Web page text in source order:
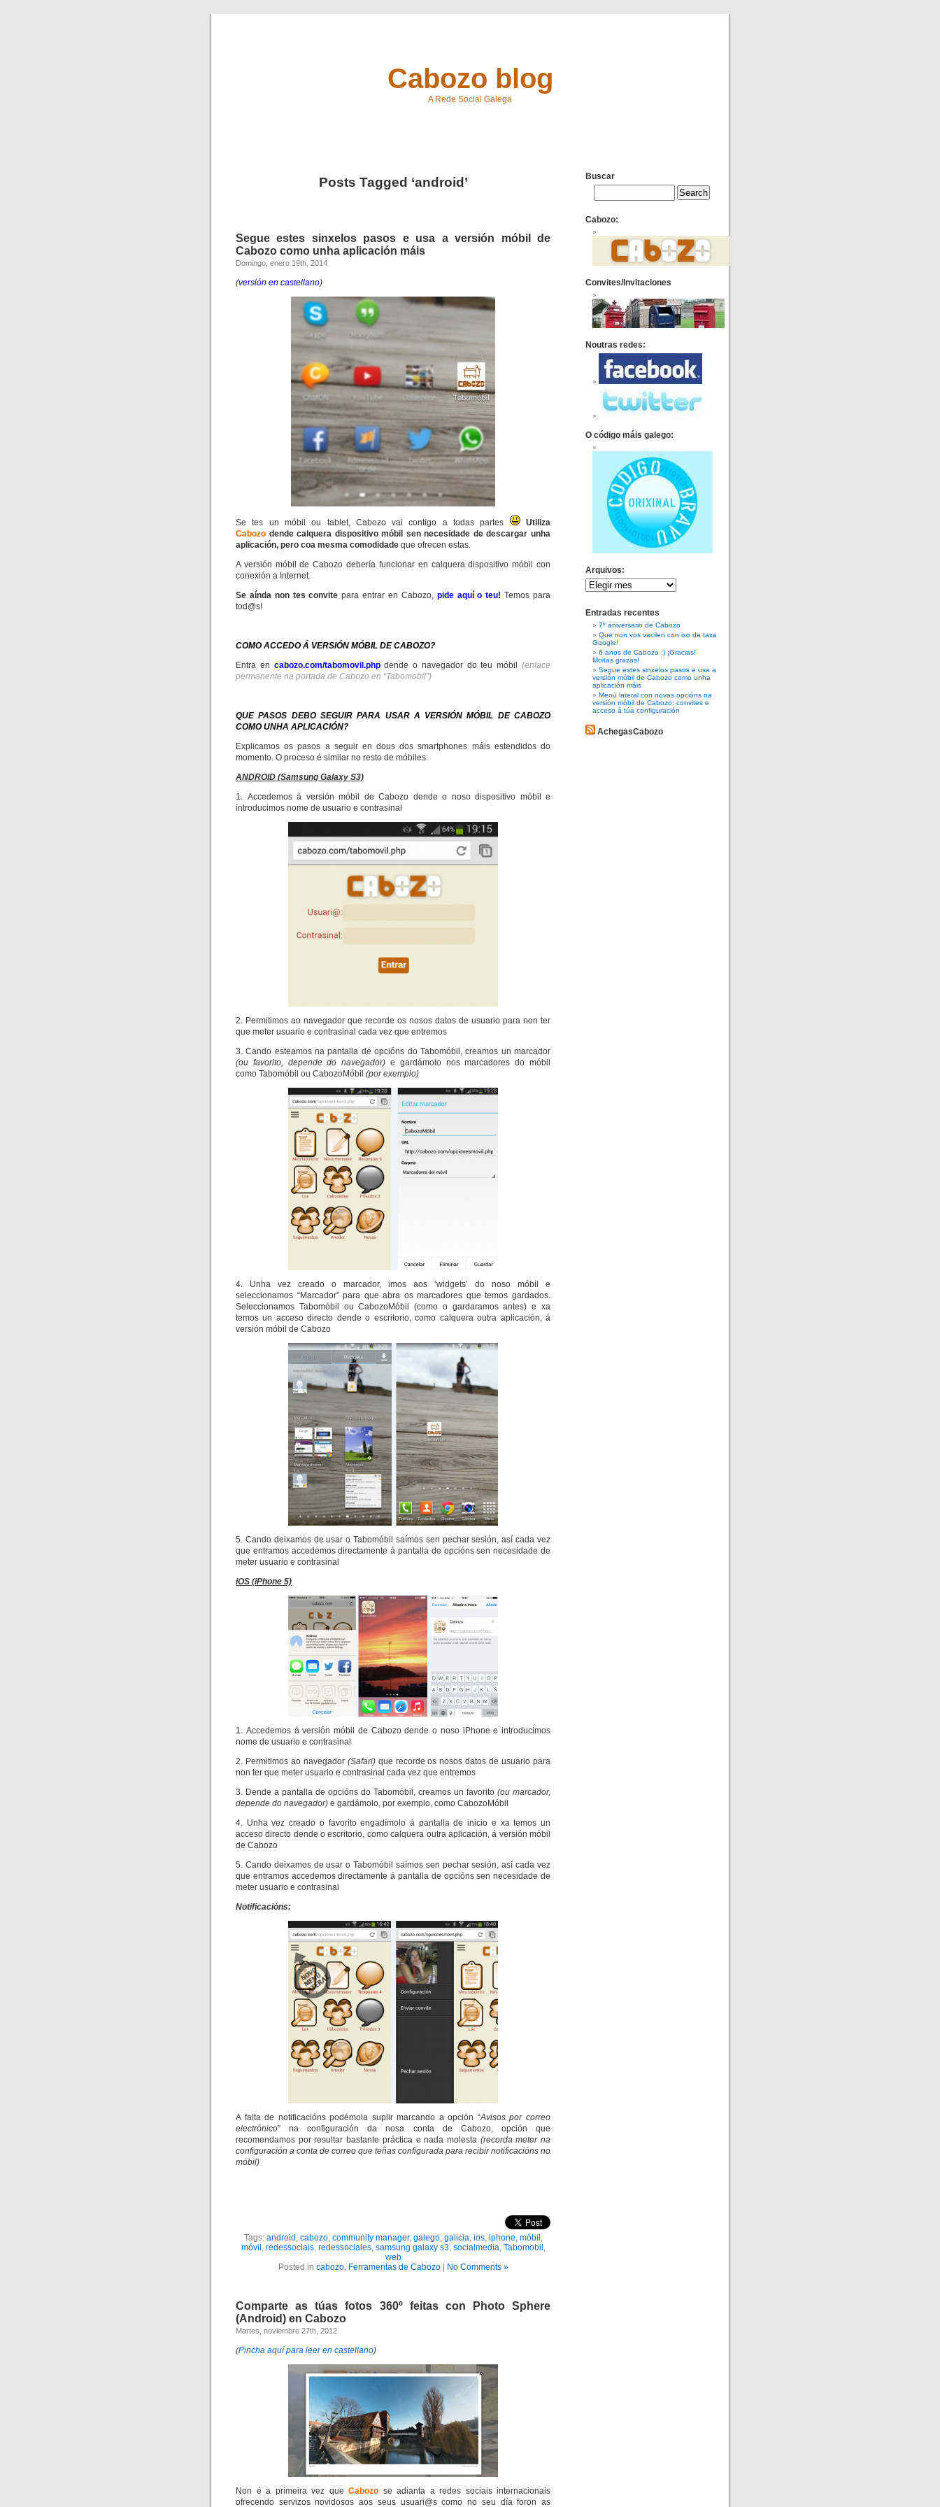
Cabozo blog
A Rede Social Galega
Posts Tagged ‘android’
Segue estes sinxelos pasos e usa a versión móbil de
Cabozo como unha aplicación máis
Domingo, enero 19th, 2014
(versión en castellano)
Se tes un móbil ou tablet, Cabozo vai contigo a todas partes
Utiliza
Cabozo dende calquera dispositivo móbil sen necesidade de descargar unha
aplicación, pero coa mesma comodidade que ofrecen estas.
A versión móbil de Cabozo debería funcionar en calquera dispositivo móbil con
conexión a Internet.
Se aínda non tes convite para entrar en Cabozo, pide aquí o teu! Temos para
tod@s!
COMO ACCEDO Á VERSIÓN MÓBIL DE CABOZO?
Entra en cabozo.com/tabomovil.phpdende o navegador do teu móbil(enlace
permanente na portada de Cabozo en “Tabomobil”)
QUE PASOS DEBO SEGUIR PARA USAR A VERSIÓN MÓBIL DE CABOZO
COMO UNHA APLICACIÓN?
Explicamos os pasos a seguir en dous dos smartphones máis estendidos do
momento. O proceso é similar no resto de móbiles:
ANDROID (Samsung Galaxy S3)
1. Accedemos á versión móbil de Cabozo dende o noso dispositivo móbil e
introducimos nome de usuario e contrasinal
2. Permitimos ao navegador que recorde os nosos datos de usuario para non ter
que meter usuario e contrasinal cada vez que entremos
3. Cando esteamos na pantalla de opcións do Tabomóbil, creamos un marcador
(ou favorito, depende do navegador) e gardámolo nos marcadores do móbil
como Tabomóbil ou CabozoMóbil (por exemplo)
4. Unha vez creado o marcador, imos aos ‘widgets’ do noso móbil e
seleccionamos “Marcador” para que abra os marcadores que temos gardados.
Seleccionamos Tabomóbil ou CabozoMóbil (como o gardaramos antes) e xa
temos un acceso directo dende o escritorio, como calquera outra aplicación, á
versión móbil de Cabozo
5. Cando deixamos de usar o Tabomóbil saímos sen pechar sesión, así cada vez
que entramos accedemos directamente á pantalla de opcións sen necesidade de
meter usuario e contrasinal
iOS (iPhone 5)
1. Accedemos á versión móbil de Cabozo dende o noso iPhone e introducimos
nome de usuario e contrasinal
2. Permitimos ao navegador (Safari)que recorde os nosos datos de usuario para
non ter que meter usuario e contrasinal cada vez que entremos
3. Dende a pantalla de opcións do Tabomóbil, creamos un favorito (ou marcador,
depende do navegador) e gardámolo, por exemplo, como CabozoMóbil
4. Unha vez creado o favorito engadímolo á pantalla de inicio e xa temos un
acceso directo dende o escritorio, como calquera outra aplicación, á versión móbil
de Cabozo
5. Cando deixamos de usar o Tabomóbil saímos sen pechar sesión, así cada vez
que entramos accedemos directamente á pantalla de opcións sen necesidade de
meter usuario e contrasinal
Notificacións:
A falta de notificacións podémola suplir marcando a opción “Avisos por correo
electrónico” na configuración da nosa conta de Cabozo, opción que
recomendamos por resultar bastante práctica e nada molesta (recorda meter na
configuración a conta de correo que teñas configurada para recibir notificacións no
móbil)
Tags: android , cabozo, community manager, galego, galicia, ios, iphone, móbil ,
móvil , redessociais, redessociales, samsung galaxy s3, socialmedia, Tabomobil ,
web
Posted in cabozo, Ferramentas de Cabozo| No Comments »
Comparte as túas fotos 360º feitas con Photo Sphere
(Android) en Cabozo
Martes, noviembre 27th, 2012
(Pincha aquí para leer en castellano)
Non é a primeira vez que Cabozo se adianta a redes sociais internacionais
ofrecendo servizos novidosos aos seus usuari@s como no seu día foron as
Buscar
Cabozo:
Convites/Invitaciones
Noutras redes:
O código máis galego:
Arquivos:
Entradas recentes
7º aniversario de Cabozo
Que non vos vacilen con iso da taxa
Google!
6 anos de Cabozo :) ¡Gracias!
Moitas grazas!
Segue estes sinxelos pasos e usa a
versión móbil de Cabozo como unha
aplicación máis
Menú lateral con novas opcións na
versión móbil de Cabozo: convites e
acceso á túa configuración
AchegasCabozo